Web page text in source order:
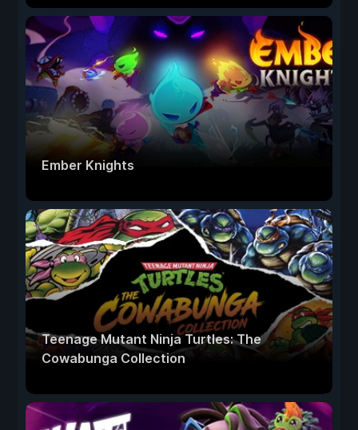
Ember Knights
Teenage Mutant Ninja Turtles: The
Cowabunga Collection